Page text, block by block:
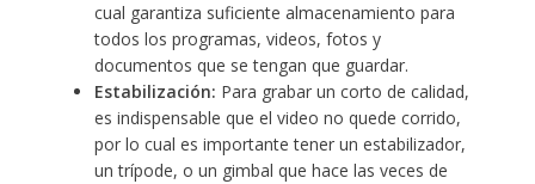
cual garantiza suficiente almacenamiento para
todos los programas, videos, fotos y
documentos que se tengan que guardar.
Estabilización: Para grabar un corto de calidad,
es indispensable que el video no quede corrido,
por lo cual es importante tener un estabilizador,
un trípode, o un gimbal que hace las veces de